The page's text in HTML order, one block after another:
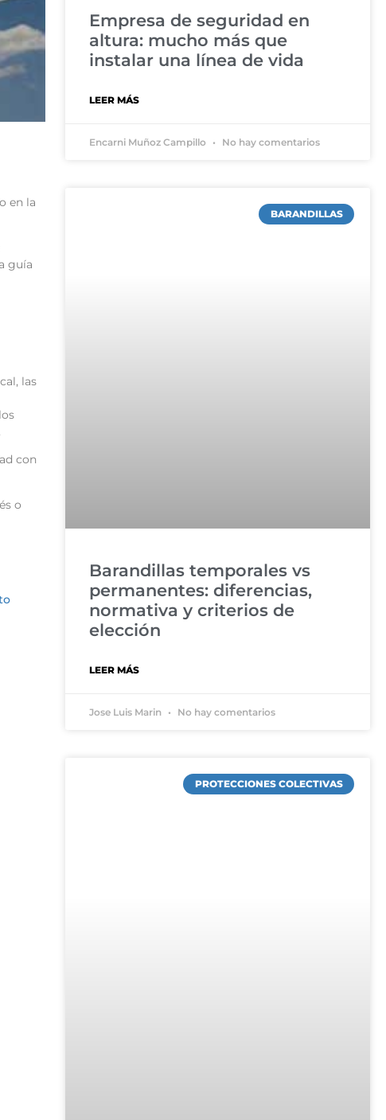
en la
guía
las
con
o
Empresa de seguridad en
altura: mucho más que
instalar una línea de vida
LEER MÁS
Encarni Muñoz Campillo No hay comentarios
BARANDILLAS
Barandillas temporales vs
permanentes: diferencias,
normativa y criterios de
elección
LEER MÁS
Jose Luis Marin No hay comentarios
PROTECCIONES COLECTIVAS